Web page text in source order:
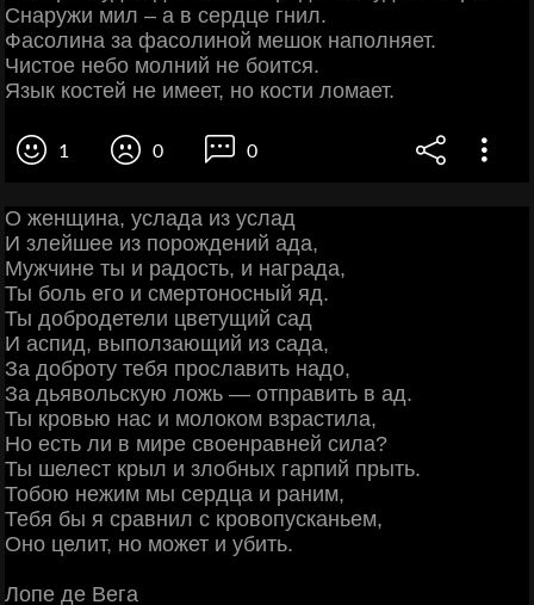
Снаружи мил – а в сердце гнил.
Фасолина за фасолиной мешок наполняет.
Чистое небо молний не боится.
Язык костей не имеет, но кости ломает.
1 0 0
О женщина, услада из услад
И злейшее из порождений ада,
Мужчине ты и радость, и награда,
Ты боль его и смертоносный яд.
Ты добродетели цветущий сад
И аспид, выползающий из сада,
За доброту тебя прославить надо,
За дьявольскую ложь — отправить в ад.
Ты кровью нас и молоком взрастила,
Но есть ли в мире своенравней сила?
Ты шелест крыл и злобных гарпий прыть.
Тобою нежим мы сердца и раним,
Тебя бы я сравнил с кровопусканьем,
Оно целит, но может и убить.
Лопе де Вега